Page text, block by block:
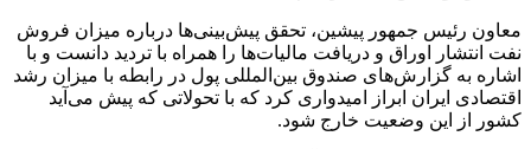
معاون رئیس جمهور پیشین، تحقق پیش‌بینی‌ها درباره میزان فروش
نفت انتشار اوراق و دریافت مالیات‌ها را همراه با تردید دانست و با
اشاره به گزارش‌های صندوق بین‌المللی پول در رابطه با میزان رشد
اقتصادی ایران ابراز امیدواری کرد که با تحولاتی که پیش می‌آید
کشور از این وضعیت خارج شود.